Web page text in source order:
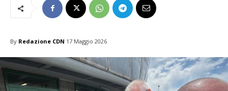
By Redazione CDN 17 Maggio 2026